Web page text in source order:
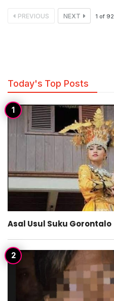
PREVIOUS NEXT 1 of 92
Today's Top Posts
Asal Usul Suku Gorontalo